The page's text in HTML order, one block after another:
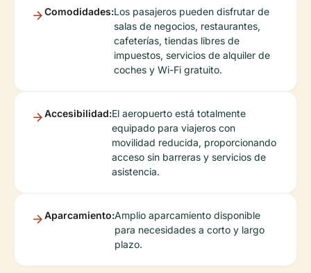
Comodidades:Los pasajeros pueden disfrutar de
salas de negocios, restaurantes,
cafeterías, tiendas libres de
impuestos, servicios de alquiler de
coches y Wi-Fi gratuito.
Accesibilidad:El aeropuerto está totalmente
equipado para viajeros con
movilidad reducida, proporcionando
acceso sin barreras y servicios de
asistencia.
Aparcamiento:Amplio aparcamiento disponible
para necesidades a corto y largo
plazo.